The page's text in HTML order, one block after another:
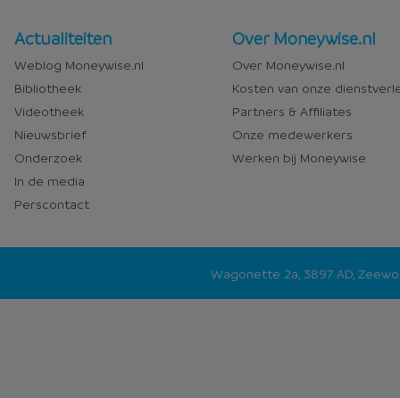
Nieuws
en
media
Actualiteiten
Weblog Moneywise.nl
Bibliotheek
Videotheek
Nieuwsbrief
Onderzoek
In de media
Perscontact
Over
Moneywise
Over Moneywise.nl
Over Moneywise.nl
Kosten van onze
Partners & Affiliates
Onze medewerkers
Werken bij Moneywise
Wagonette 2a, 3897 AD,